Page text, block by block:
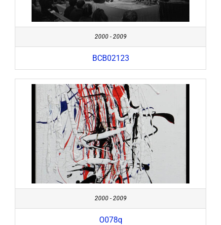
2000 - 2009
BCB02123
2000 - 2009
O078q